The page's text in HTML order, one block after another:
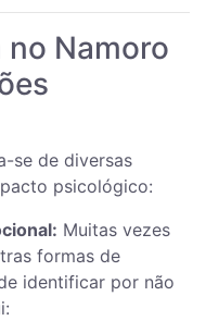
Namoro
se de diversas
psicológico:
Muitas vezes
formas de
identificar por não